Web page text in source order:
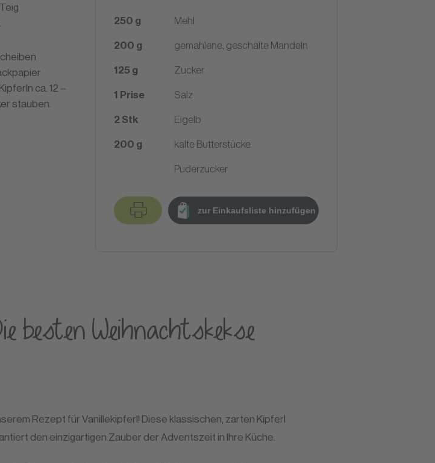
ca. 12 –
stauben.
250 g Mehl
200 g gemahlene, geschälte Mandeln
125 g Zucker
1 Prise Salz
2 Stk Eigelb
200 g kalte Butterstücke
Puderzucker
zur Einkaufsliste hinzufügen
besten Weihnachtskekse
Rezept für Vanillekipferl! Diese klassischen, zarten Kipferl
den einzigartigen Zauber der Adventszeit in Ihre Küche.